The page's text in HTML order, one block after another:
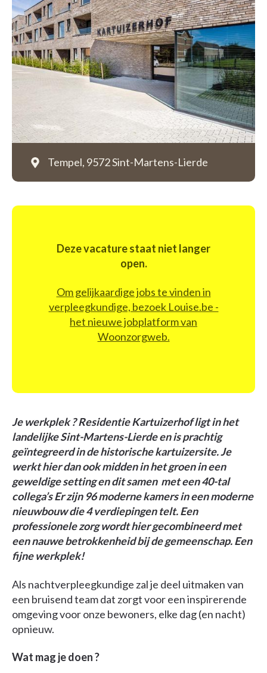
Tempel, 9572 Sint-Martens-Lierde
Deze vacature staat niet langer
open.
Om gelijkaardige jobs te vinden in
verpleegkundige, bezoek Louise.be -
het nieuwe jobplatform van
Woonzorgweb.
Je werkplek ? Residentie Kartuizerhof ligt in het
landelijke Sint-Martens-Lierde en is prachtig
geïntegreerd in de historische kartuizersite. Je
werkt hier dan ook midden in het groen in een
geweldige setting en dit samen met een 40-tal
collega’s Er zijn 96 moderne kamers in een moderne
nieuwbouw die 4 verdiepingen telt. Een
professionele zorg wordt hier gecombineerd met
een nauwe betrokkenheid bij de gemeenschap. Een
fijne werkplek!
Als nachtverpleegkundige zal je deel uitmaken van
een bruisend team dat zorgt voor een inspirerende
omgeving voor onze bewoners, elke dag (en nacht)
opnieuw.
Wat mag je doen ?